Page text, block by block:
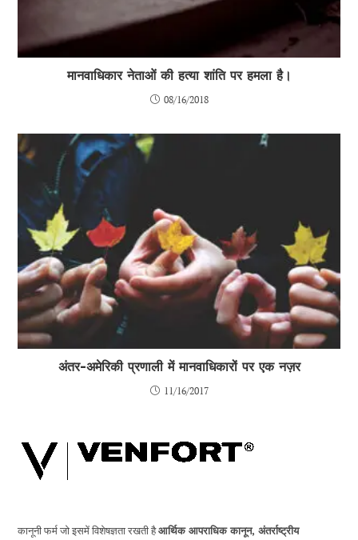
मानवाधिकार नेताओं की हत्या शांति पर हमला है।
08/16/2018
अंतर-अमेरिकी प्रणाली में मानवाधिकारों पर एक नज़र
11/16/2017
कानूनी फर्म जो इसमें विशेषज्ञता रखती हैआर्थिक आपराधिक कानून, अंतर्राष्ट्रीय